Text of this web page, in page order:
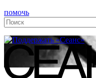
помочь